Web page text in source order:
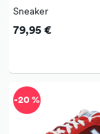
Sneaker
79,95 €
-20 %